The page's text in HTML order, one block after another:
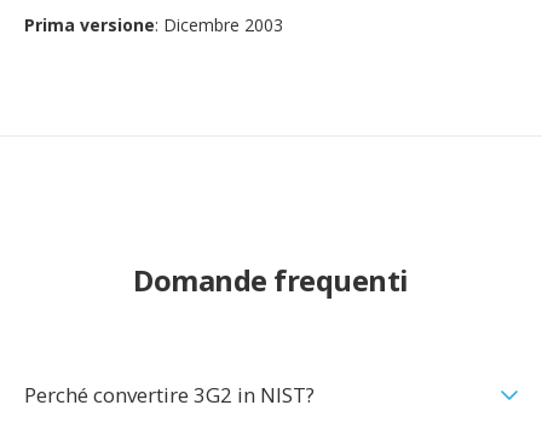
Prima versione: Dicembre 2003
Domande frequenti
Perché convertire 3G2 in NIST?